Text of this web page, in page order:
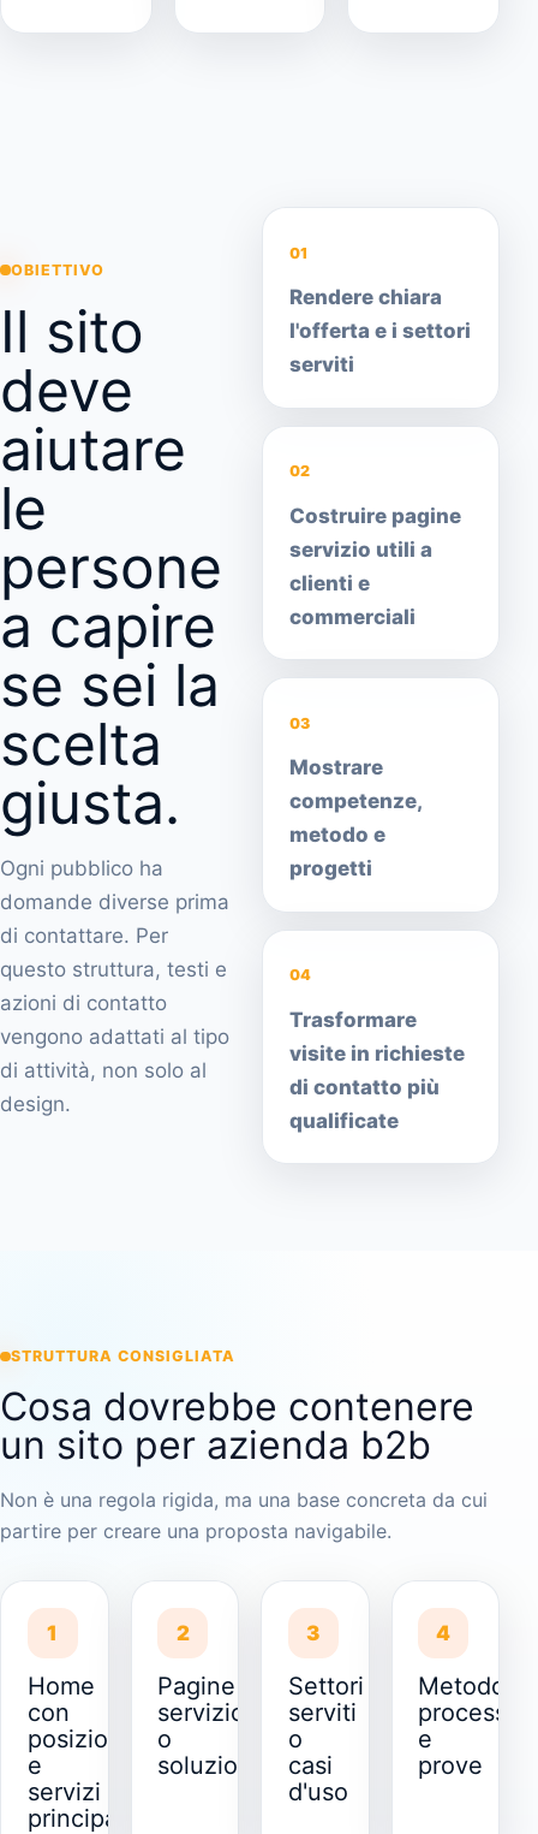
OBIETTIVO
Il sito
deve
aiutare
le
persone
a capire
se sei la
scelta
giusta.
Ogni pubblico ha
domande diverse prima
di contattare. Per
questo struttura, testi e
azioni di contatto
vengono adattati al tipo
di attività, non solo al
design.
01
Rendere chiara
l'offerta e i settori
serviti
02
Costruire pagine
servizio utili a
clienti e
commerciali
03
Mostrare
competenze,
metodo e
progetti
04
Trasformare
visite in richieste
di contatto più
qualificate
STRUTTURA CONSIGLIATA
Cosa dovrebbe contenere
un sito per azienda b2b
Non è una regola rigida, ma una base concreta da cui
partire per creare una proposta navigabile.
1
Home
con
posizionamento
e
servizi
principali
2
Pagine
servizio
o
soluzioni
3
Settori
serviti
o
casi
d'uso
4
Metodo,
processo
e
prove